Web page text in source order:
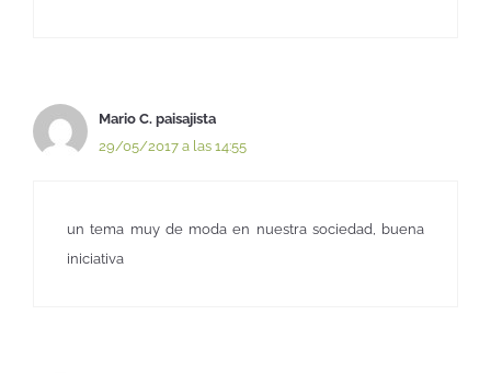
Mario C. paisajista
29/05/2017 a las 14:55
un tema muy de moda en nuestra sociedad, buena
iniciativa